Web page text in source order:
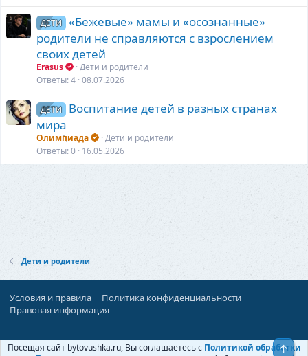
ДЕТИ
«Бежевые» мамы и «осознанные»
родители не справляются с взрослением
своих детей
Erasus
Дети и родители
Ответы 4 08.07.2026
ДЕТИ
Воспитание детей в разных странах
мира
Олимпиада
Дети и родители
Ответы 0 16.05.2026
Дети и родители
Условия и правила
Политика конфиденциальности
Правовая информация
При поддержке:«Ностальгист»
© Бытовушка, 2025-2026
Посещая сайт bytovushka.ru, Вы соглашаетесь с Политикой обработки
Верх